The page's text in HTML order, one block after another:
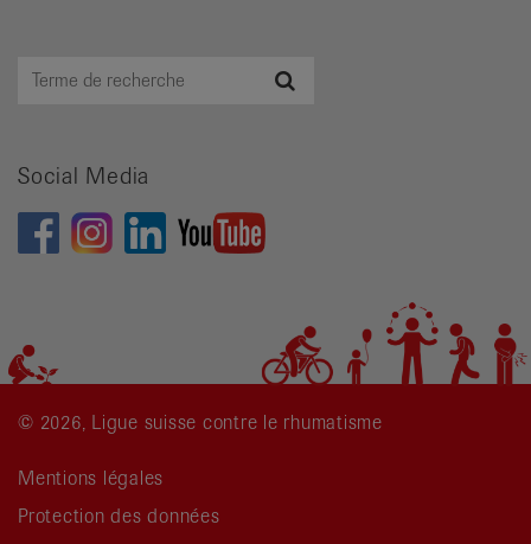
Terme
Social Media
© 2026, Ligue suisse contre le rhumatisme
Mentions légales
Protection des données